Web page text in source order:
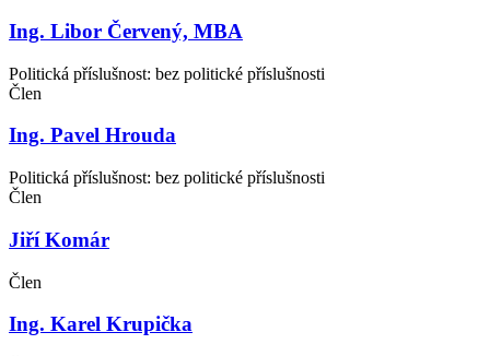
Ing. Libor Červený, MBA
Politická příslušnost: bez politické příslušnosti
Člen
Ing. Pavel Hrouda
Politická příslušnost: bez politické příslušnosti
Člen
Jiří Komár
Člen
Ing. Karel Krupička